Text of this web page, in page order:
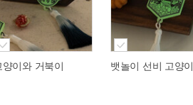
양이와 거북이 뱃놀이 선비 고양이